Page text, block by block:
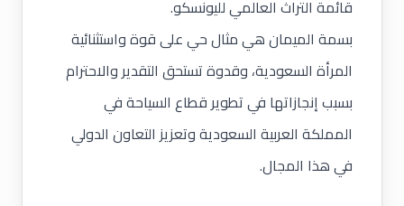
قائمة التراث العالمي لليونسكو.
بسمة الميمان هي مثال حي على قوة واستثنائية
المرأة السعودية، وقدوة تستحق التقدير والاحترام
بسبب إنجازاتها في تطوير قطاع السياحة في
المملكة العربية السعودية وتعزيز التعاون الدولي
في هذا المجال.